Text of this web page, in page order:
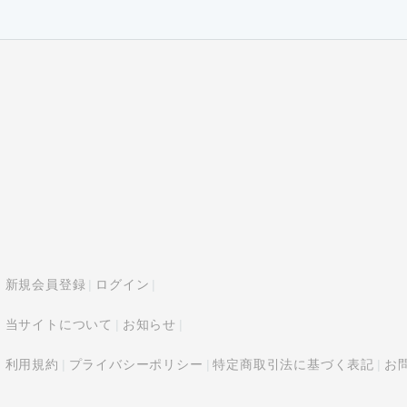
新規会員登録 ログイン
当サイトについて お知らせ
利用規約 プライバシーポリシー 特定商取引法に基づく表記 お